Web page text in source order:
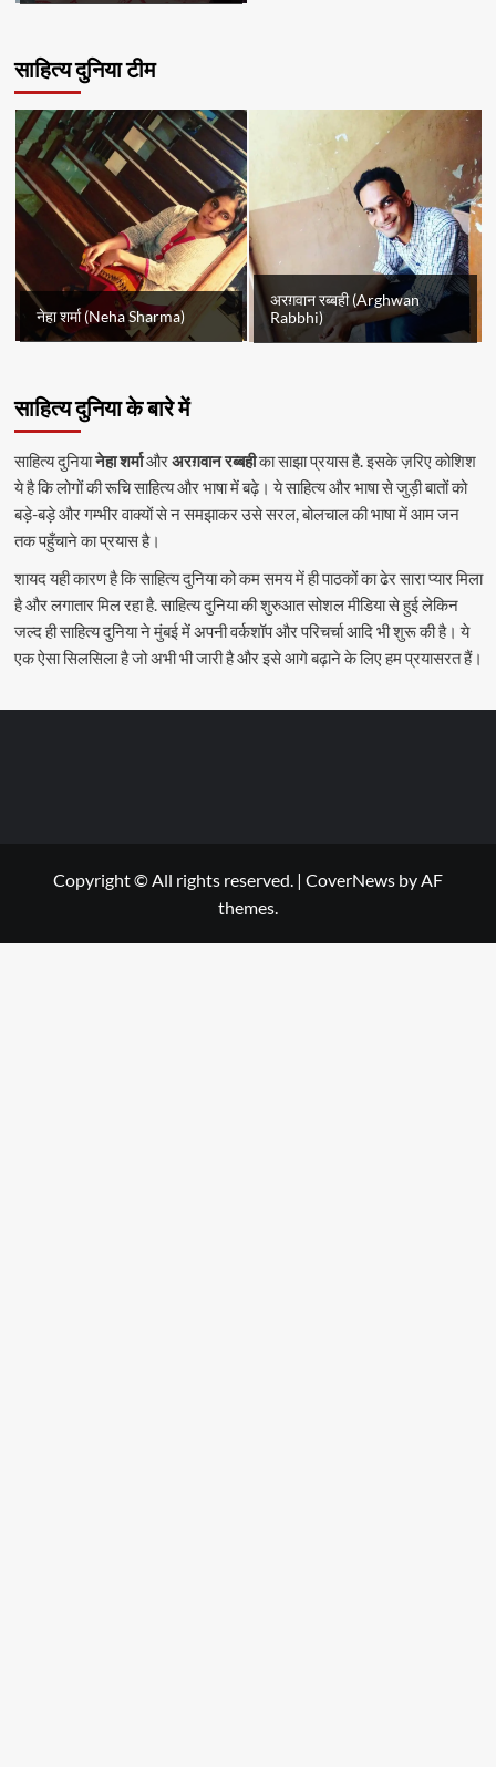
साहित्य दुनिया टीम
नेहा शर्मा (Neha Sharma)
अरग़वान रब्बही (Arghwan
Rabbhi)
साहित्य दुनिया के बारे में
साहित्य दुनियानेहा शर्माऔरअरग़वान रब्बहीका साझा प्रयास है. इसके ज़रिए कोशिश
ये है कि लोगों की रूचि साहित्य और भाषा में बढ़े। ये साहित्य और भाषा से जुड़ी बातों को
बड़े-बड़े और गम्भीर वाक्यों से न समझाकर उसे सरल, बोलचाल की भाषा में आम जन
तक पहुँचाने का प्रयास है।
शायद यही कारण है कि साहित्य दुनिया को कम समय में ही पाठकों का ढेर सारा प्यार मिला
है और लगातार मिल रहा है. साहित्य दुनिया की शुरुआत सोशल मीडिया से हुई लेकिन
जल्द ही साहित्य दुनिया ने मुंबई में अपनी वर्कशॉप और परिचर्चा आदि भी शुरू की है। ये
एक ऐसा सिलसिला है जो अभी भी जारी है और इसे आगे बढ़ाने के लिए हम प्रयासरत हैं।
Copyright © All rights reserved. | CoverNews by AF
themes.